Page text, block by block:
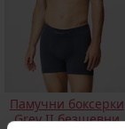
Памучни боксерки
Grey II безшевни